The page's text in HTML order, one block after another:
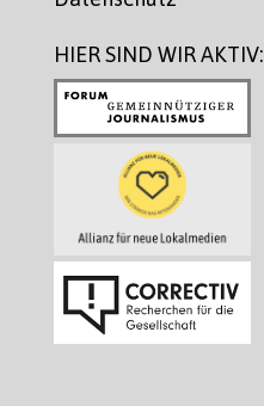
HIER SIND WIR AKTIV: